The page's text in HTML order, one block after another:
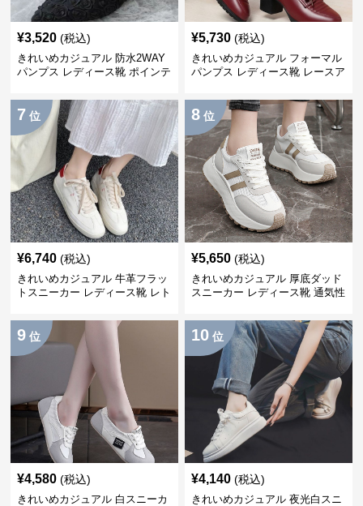
¥3,520 (税込)
きれいめカジュアル 防水2WAY
パンプス レディース靴 ポインテ
ウェッジソール 滑りにくい 浅口
シューズ
¥5,730 (税込)
きれいめカジュアル フォーマル
パンプス レディース靴 レースア
ーズ お呼ばれ・結婚式
7 位
¥6,740 (税込)
きれいめカジュアル 牛革フラッ
トスニーカー レディース靴 レト
グシューズ風 レースアップ 白ス
ニーカー
8 位
¥5,650 (税込)
きれいめカジュアル 厚底ダッド
スニーカー レディース靴 通気性
プ 白スニーカー
9 位
¥4,580 (税込)
きれいめカジュアル 白スニーカ
10 位
¥4,140 (税込)
きれいめカジュアル 夜光白スニ